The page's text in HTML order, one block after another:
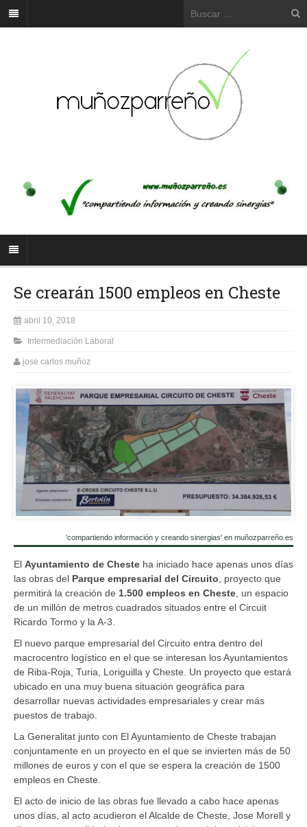
Se crearán 1500 empleos en Cheste
abril 10, 2018
Intermediación Laboral
jose carlos muñoz
'compartiendo información y creando sinergias' en muñozparreño.es
El Ayuntamiento de Cheste ha iniciado hace apenas unos días
las obras del Parque empresarial del Circuito , proyecto que
permitirá la creación de 1.500 empleos en Cheste , un espacio
de un millón de metros cuadrados situados entre el Circuit
Ricardo Tormo y la A-3.
El nuevo parque empresarial del Circuito entra dentro del
macrocentro logístico en el que se interesan los Ayuntamientos
de Riba-Roja, Turia, Loriguilla y Cheste. Un proyecto que estará
ubicado en una muy buena situación geográfica para
desarrollar nuevas actividades empresariales y crear más
puestos de trabajo.
La Generalitat junto con El Ayuntamiento de Cheste trabajan
conjuntamente en un proyecto en el que se invierten más de 50
millones de euros y con el que se espera la creación de 1500
empleos en Cheste.
El acto de inicio de las obras fue llevado a cabo hace apenas
unos días, al acto acudieron el Alcalde de Cheste, Jose Morell y